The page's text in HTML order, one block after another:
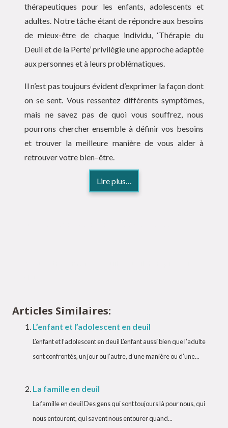
thérapeutiques pour les enfants, adolescents et
adultes. Notre tâche étant de répondre aux besoins
de mieux-être de chaque individu, ‘Thérapie du
Deuil et de la Perte’ privilégie une approche adaptée
aux personnes et à leurs problématiques.
Il n’est pas toujours évident d’exprimer la façon dont
on se sent. Vous ressentez différents symptômes,
mais ne savez pas de quoi vous souffrez, nous
pourrons chercher ensemble à définir vos besoins
et trouver la meilleure manière de vous aider à
retrouver votre bien–être.
Lire plus…
Articles Similaires:
L’enfant et l’adolescent en deuil
L’enfant et l’adolescent en deuil L’enfant aussi bien que l’adulte
sont confrontés, un jour ou l’autre, d’une manière ou d’une...
La famille en deuil
La famille en deuil Des gens qui sont toujours là pour nous, qui
nous entourent, qui savent nous entourer quand...